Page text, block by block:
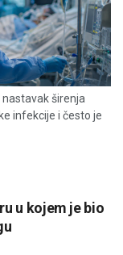
širenja
infekcije i često je
u kojem je bio